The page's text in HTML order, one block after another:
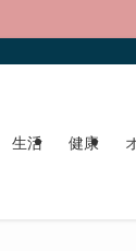
生活 健康